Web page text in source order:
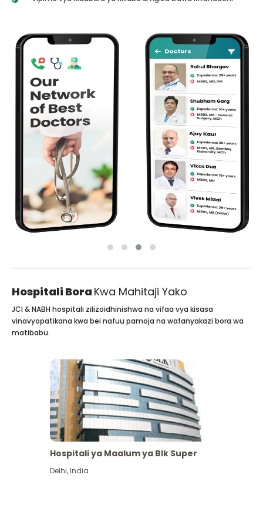
Hospitali Bora Kwa Mahitaji Yako
JCI & NABH hospitali zilizoidhinishwa na vifaa vya kisasa
vinavyopatikana kwa bei nafuu pamoja na wafanyakazi bora wa
matibabu.
Hospitali ya Maalum ya Blk Super
Delhi,India